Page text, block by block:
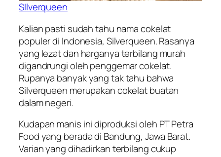
SIlverqueen
Kalian pasti sudah tahu nama cokelat
populer di Indonesia, Silverqueen. Rasanya
yang lezat dan harganya terbilang murah
digandrungi oleh penggemar cokelat.
Rupanya banyak yang tak tahu bahwa
Silverqueen merupakan cokelat buatan
dalam negeri.
Kudapan manis ini diproduksi oleh PT Petra
Food yang berada di Bandung, Jawa Barat.
Varian yang dihadirkan terbilang cukup